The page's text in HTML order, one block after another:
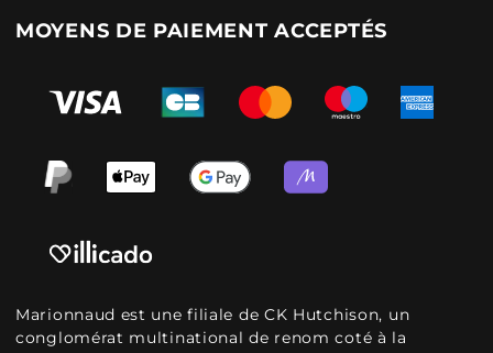
MOYENS DE PAIEMENT ACCEPTÉS
Marionnaud est une filiale de CK Hutchison, un
conglomérat multinational de renom coté à la